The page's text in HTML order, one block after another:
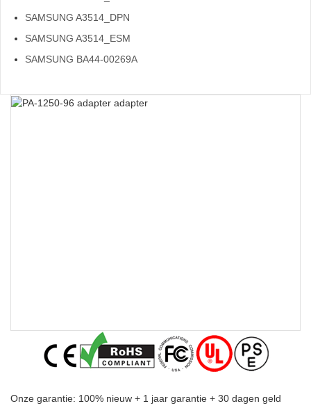
SAMSUNG A3514_DPN
SAMSUNG A3514_ESM
SAMSUNG BA44-00269A
Onze garantie: 100% nieuw + 1 jaar garantie + 30 dagen geld